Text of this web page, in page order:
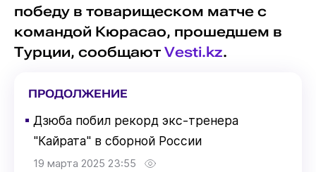
победу в товарищеском матче с
командой Кюрасао, прошедшем в
Турции, сообщают Vesti.kz.
ПРОДОЛЖЕНИЕ
▪ Дзюба побил рекорд экс-тренера
"Кайрата" в сборной России
19 марта 2025 23:55